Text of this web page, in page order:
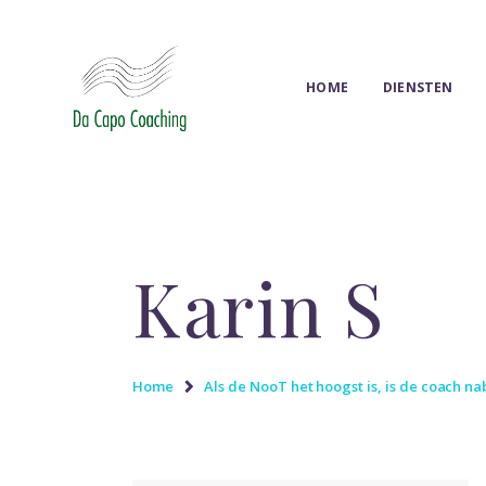
HOME DIENSTEN
Karin S
Home Als de NooT het hoogst is, is de coach